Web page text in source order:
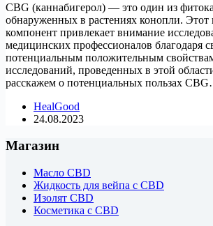
CBG (каннабигерол) — это один из
обнаруженных в растениях конопли.
компонент привлекает внимание
медицинских профессионалов благодаря
потенциальным положительным
исследований, проведенных в этой
расскажем о потенциальных пользах
HealGood
24.08.2023
Магазин
Масло CBD
Жидкость для вейпа с CBD
Изолят CBD
Косметика с CBD